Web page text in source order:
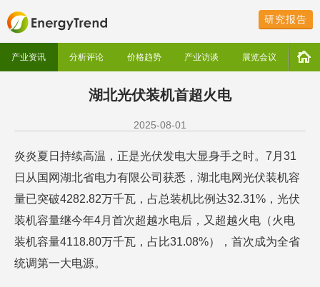
研究报告
产业资讯 分析评论 价格趋势 产业访谈 展览会议
湖北光伏装机首超火电
2025-08-01
炎炎夏日持续高温，正是光伏发电大显身手之时。7月31
日从国网湖北省电力有限公司获悉，湖北电网光伏装机容
量已突破4282.82万千瓦，占总装机比例达32.31%，光伏
装机容量继今年4月首次超越水电后，又超越火电（火电
装机容量4118.80万千瓦，占比31.08%），首次成为全省
统调第一大电源。